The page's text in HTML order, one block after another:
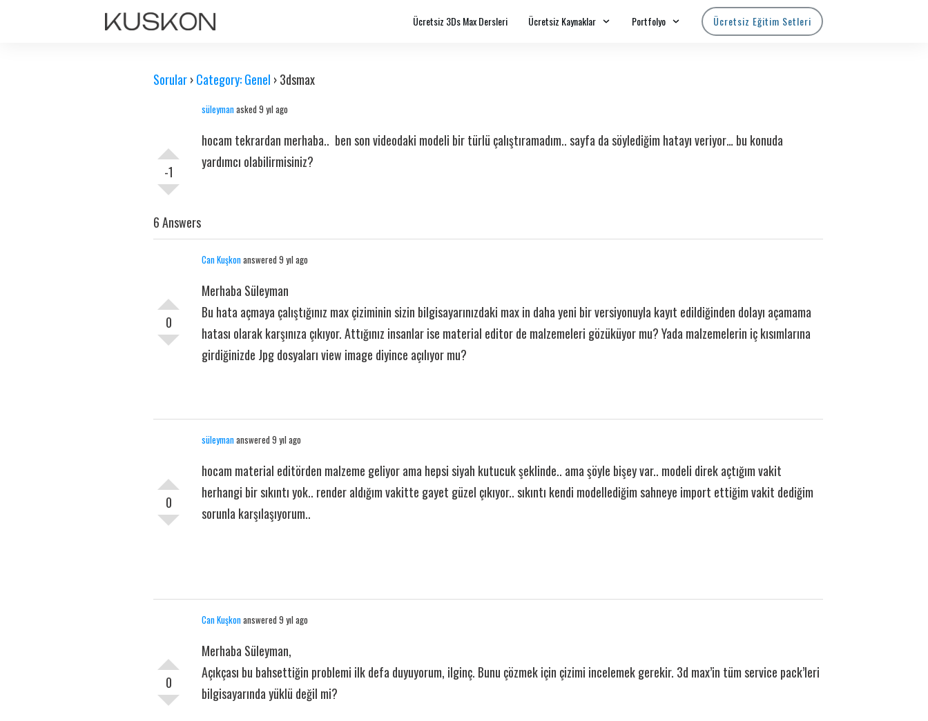
Ücretsiz 3Ds Max Dersleri Ücretsiz Kaynaklar Portfolyo Ücretsiz Eğitim Setleri
Sorular›Category: Genel ›3dsmax
-1
süleymanasked 9 yıl ago
hocam tekrardan merhaba.. ben son videodaki modeli bir türlü çalıştıramadım.. sayfa da söylediğim hatayı veriyor… bu konuda
yardımcı olabilirmisiniz?
6 Answers
0
Can Kuşkonanswered 9 yıl ago
Merhaba Süleyman
Bu hata açmaya çalıştığınız max çiziminin sizin bilgisayarınızdaki max in daha yeni bir versiyonuyla kayıt edildiğinden dolayı açamama
hatası olarak karşınıza çıkıyor. Attığınız insanlar ise material editor de malzemeleri gözüküyor mu? Yada malzemelerin iç kısımlarına
girdiğinizde Jpg dosyaları view image diyince açılıyor mu?
0
süleymananswered 9 yıl ago
hocam material editörden malzeme geliyor ama hepsi siyah kutucuk şeklinde.. ama şöyle bişey var.. modeli direk açtığım vakit
herhangi bir sıkıntı yok.. render aldığım vakitte gayet güzel çıkıyor.. sıkıntı kendi modellediğim sahneye import ettiğim vakit dediğim
sorunla karşılaşıyorum..
0
Can Kuşkonanswered 9 yıl ago
Merhaba Süleyman,
Açıkçası bu bahsettiğin problemi ilk defa duyuyorum, ilginç. Bunu çözmek için çizimi incelemek gerekir. 3d max’in tüm service pack’leri
bilgisayarında yüklü değil mi?